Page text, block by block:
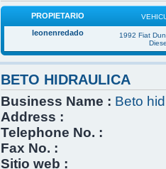
PROPIETARIO
leonenredado
1992 Fiat
BETO HIDRAULICA
Business Name : Beto
Address :
Telephone No. :
Fax No. :
Sitio web :